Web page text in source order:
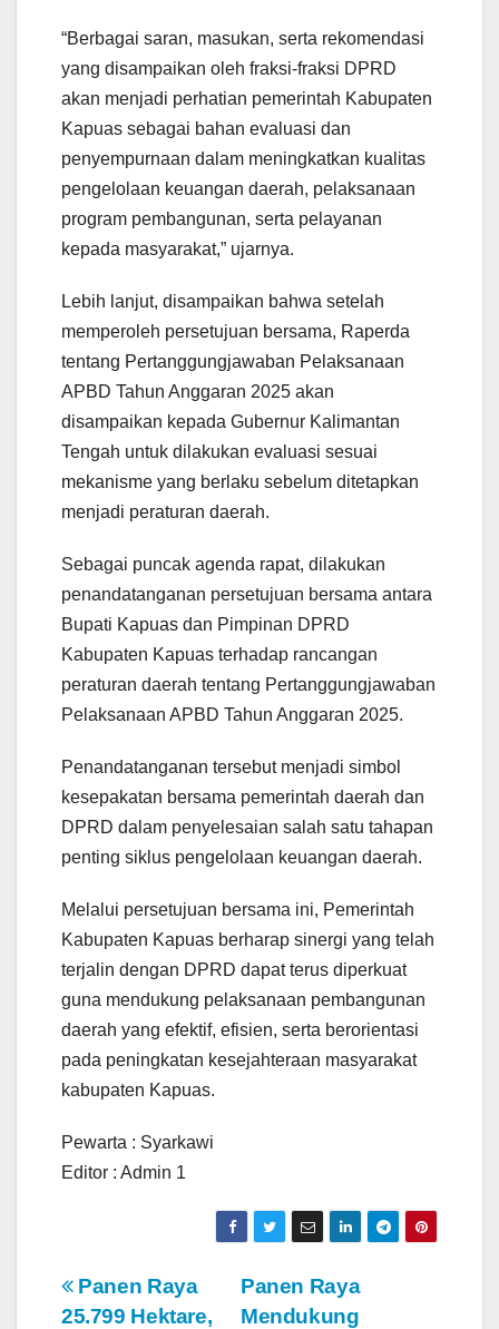
“Berbagai saran, masukan, serta rekomendasi
yang disampaikan oleh fraksi-fraksi DPRD
akan menjadi perhatian pemerintah Kabupaten
Kapuas sebagai bahan evaluasi dan
penyempurnaan dalam meningkatkan kualitas
pengelolaan keuangan daerah, pelaksanaan
program pembangunan, serta pelayanan
kepada masyarakat,” ujarnya.
Lebih lanjut, disampaikan bahwa setelah
memperoleh persetujuan bersama, Raperda
tentang Pertanggungjawaban Pelaksanaan
APBD Tahun Anggaran 2025 akan
disampaikan kepada Gubernur Kalimantan
Tengah untuk dilakukan evaluasi sesuai
mekanisme yang berlaku sebelum ditetapkan
menjadi peraturan daerah.
Sebagai puncak agenda rapat, dilakukan
penandatanganan persetujuan bersama antara
Bupati Kapuas dan Pimpinan DPRD
Kabupaten Kapuas terhadap rancangan
peraturan daerah tentang Pertanggungjawaban
Pelaksanaan APBD Tahun Anggaran 2025.
Penandatanganan tersebut menjadi simbol
kesepakatan bersama pemerintah daerah dan
DPRD dalam penyelesaian salah satu tahapan
penting siklus pengelolaan keuangan daerah.
Melalui persetujuan bersama ini, Pemerintah
Kabupaten Kapuas berharap sinergi yang telah
terjalin dengan DPRD dapat terus diperkuat
guna mendukung pelaksanaan pembangunan
daerah yang efektif, efisien, serta berorientasi
pada peningkatan kesejahteraan masyarakat
kabupaten Kapuas.
Pewarta : Syarkawi
Editor : Admin 1
N
Panen Raya
Mendukung
Panen Raya
25.799 Hektare,